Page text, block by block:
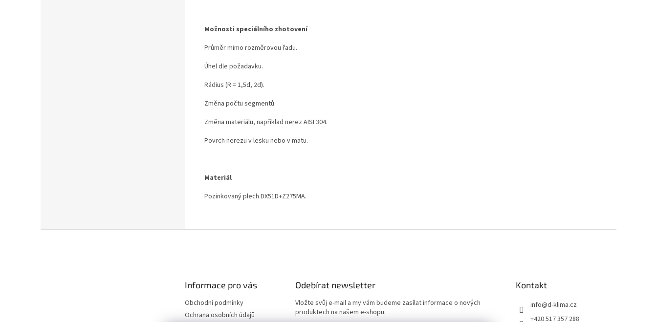
Možnosti speciálního zhotovení
Průměr mimo rozměrovou řadu.
Úhel dle požadavku.
Rádius (R = 1,5d, 2d).
Změna počtu segmentů.
Změna materiálu, například nerez AISI 304.
Povrch nerezu v lesku nebo v matu.
Materiál
Pozinkovaný plech DX51D+Z275MA.
Informace pro vás
Obchodní podmínky
Ochrana osobních údajů
Odebírat newsletter
Vložte svůj e-mail a my vám budeme zasílat informace o nových
produktech na našem e-shopu.
Kontakt
info@d-klima.cz
+420 517 357 288